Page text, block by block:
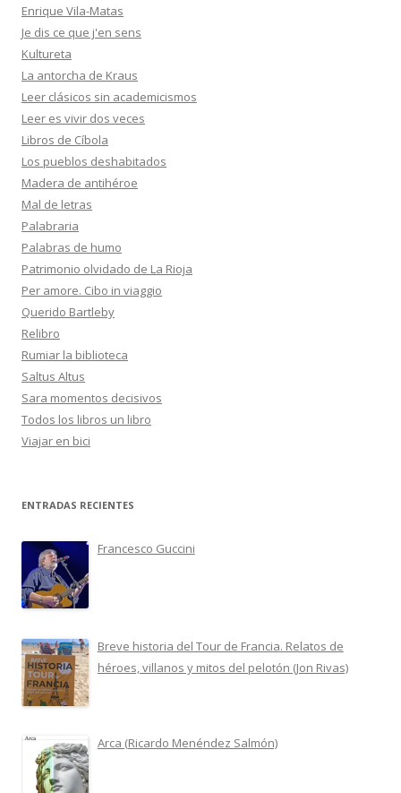
Enrique Vila-Matas
Je dis ce que j'en sens
Kultureta
La antorcha de Kraus
Leer clásicos sin academicismos
Leer es vivir dos veces
Libros de Cíbola
Los pueblos deshabitados
Madera de antihéroe
Mal de letras
Palabraria
Palabras de humo
Patrimonio olvidado de La Rioja
Per amore. Cibo in viaggio
Querido Bartleby
Relibro
Rumiar la biblioteca
Saltus Altus
Sara momentos decisivos
Todos los libros un libro
Viajar en bici
ENTRADAS RECIENTES
Francesco Guccini
Breve historia del Tour de Francia. Relatos de
héroes, villanos y mitos del pelotón (Jon Rivas)
Arca (Ricardo Menéndez Salmón)